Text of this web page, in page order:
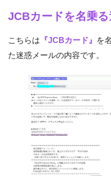
JCBカードを名乗
こちらは 『JCBカード』
を
た迷惑メールの内容です。